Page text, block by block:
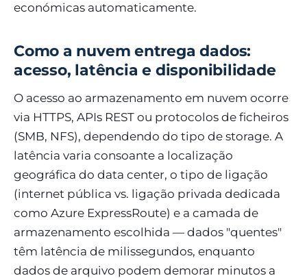
económicas automaticamente.
Como a nuvem entrega dados:
acesso, latência e disponibilidade
O acesso ao armazenamento em nuvem ocorre
via HTTPS, APIs REST ou protocolos de ficheiros
(SMB, NFS), dependendo do tipo de storage. A
latência varia consoante a localização
geográfica do data center, o tipo de ligação
(internet pública vs. ligação privada dedicada
como Azure ExpressRoute) e a camada de
armazenamento escolhida — dados "quentes"
têm latência de milissegundos, enquanto
dados de arquivo podem demorar minutos a